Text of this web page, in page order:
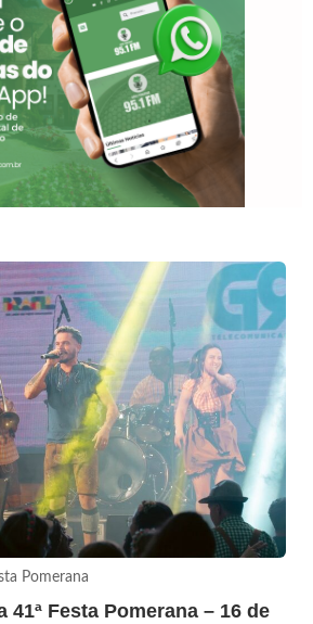
Pomerana
41ª Festa Pomerana – 16 de